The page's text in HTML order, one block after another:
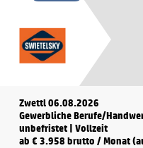
Zwettl 06.08.2026
Gewerbliche Berufe/
unbefristet | Vollzeit
ab € 3.958 brutto / Monat